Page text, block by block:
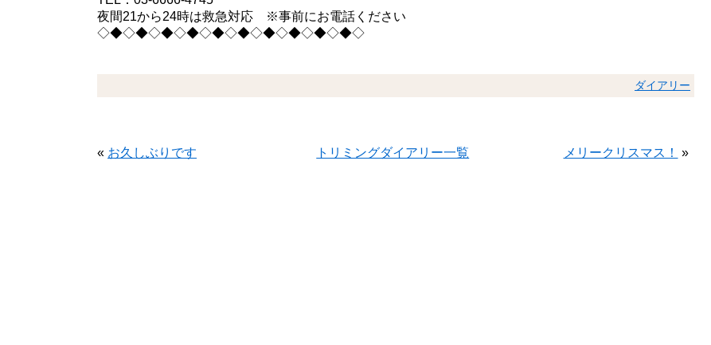
夜間21から24時は救急対応 ※事前にお電話ください
◇◆◇◆◇◆◇◆◇◆◇◆◇◆◇◆◇◆◇◆◇
ダイアリー
« お久しぶりです トリミングダイアリー一覧 メリークリスマス！ »